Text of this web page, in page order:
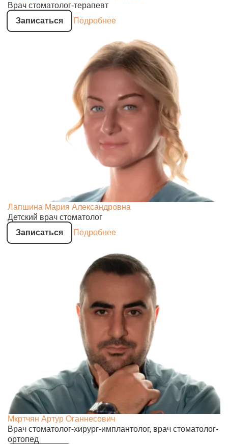
Врач стоматолог-терапевт
Записаться
Подробнее
Лапшина Мария Александровна
Детский врач стоматолог
Записаться
Подробнее
Мкртчян Артур Оганнесович
Врач стоматолог-хирург-имплантолог, врач стоматолог-
ортопед